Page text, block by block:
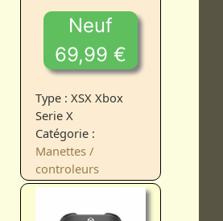
Neuf
69,99 €
Type : XSX Xbox
Serie X
Catégorie :
Manettes /
controleurs